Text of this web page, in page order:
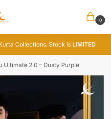
0
Collections. Stock isLIMITED
Ultimate 2.0 – Dusty Purple